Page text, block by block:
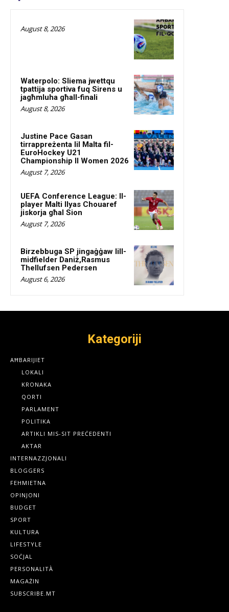
August 8, 2026
Waterpolo: Sliema jwettqu
tpattija sportiva fuq Sirens u
jagħmluha għall-finali
August 8, 2026
Justine Pace Gasan
tirrappreżenta lil Malta fil-
EuroHockey U21
Championship II Women 2026
August 7, 2026
UEFA Conference League: Il-
player Malti Ilyas Chouaref
jiskorja għal Sion
August 7, 2026
Birzebbuga SP jingaġġaw lill-
midfielder Daniż,Rasmus
Thellufsen Pedersen
August 6, 2026
Kategoriji
AĦBARIJIET
LOKALI
KRONAKA
QORTI
PARLAMENT
POLITIKA
ARTIKLI MIS-SIT PREĊEDENTI
AKTAR
INTERNAZZJONALI
BLOGGERS
FEHMIETNA
OPINJONI
BUDGET
SPORT
KULTURA
LIFESTYLE
SOĊJAL
PERSONALITÀ
MAGAŻIN
SUBSCRIBE.MT